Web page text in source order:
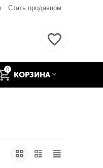
Стать продавцом
0
КОРЗИНА